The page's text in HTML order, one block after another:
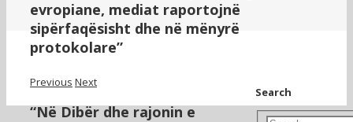
evropiane, mediat raportojnë
sipërfaqësisht dhe në mënyrë
protokolare”
Previous Next
“Në Dibër dhe rajonin e
Search